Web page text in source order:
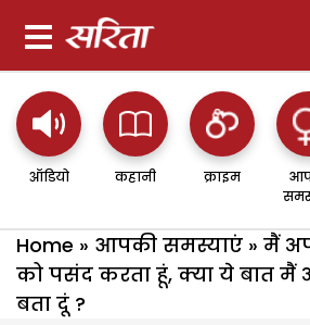
ऑडियो कहानी क्राइम
Home » आपकी समस्याएं » मैं
को पसंद करता हूं, क्या ये बात मैं
बता दूं ?